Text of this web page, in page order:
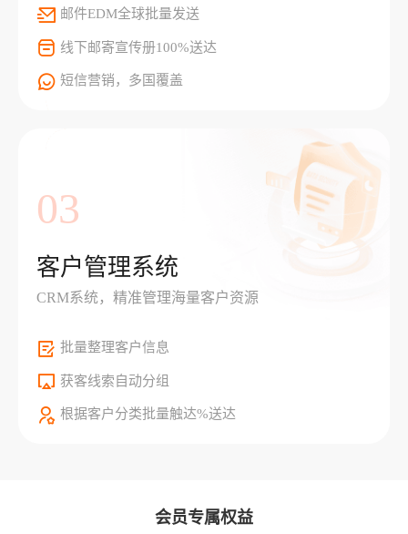
邮件EDM全球批量发送
线下邮寄宣传册100%送达
短信营销，多国覆盖
03
客户管理系统
CRM系统，精准管理海量客户资源
批量整理客户信息
获客线索自动分组
根据客户分类批量触达%送达
会员专属权益